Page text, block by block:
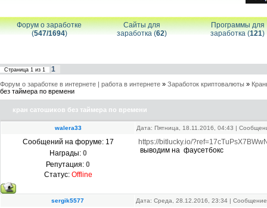
Форум о заработке
(547/1694)
Сайты для
заработка (62)
Программы для
заработка (121)
Страница 1 из 1 1
Форум о заработке в интернете | работа в интернете » Заработок криптовалюты »
без таймера по времени
кран сатошиков без таймера по времени
walera33 Дата: Пятница, 18.11.2016, 04:43 |
Сообщений на форуме: 17
Награды: 0
Репутация: 0
Статус: Offline
https://bitlucky.io/
выводим на фаусетбокс
sergik5577 Дата: Среда, 28.12.2016, 23:34 |